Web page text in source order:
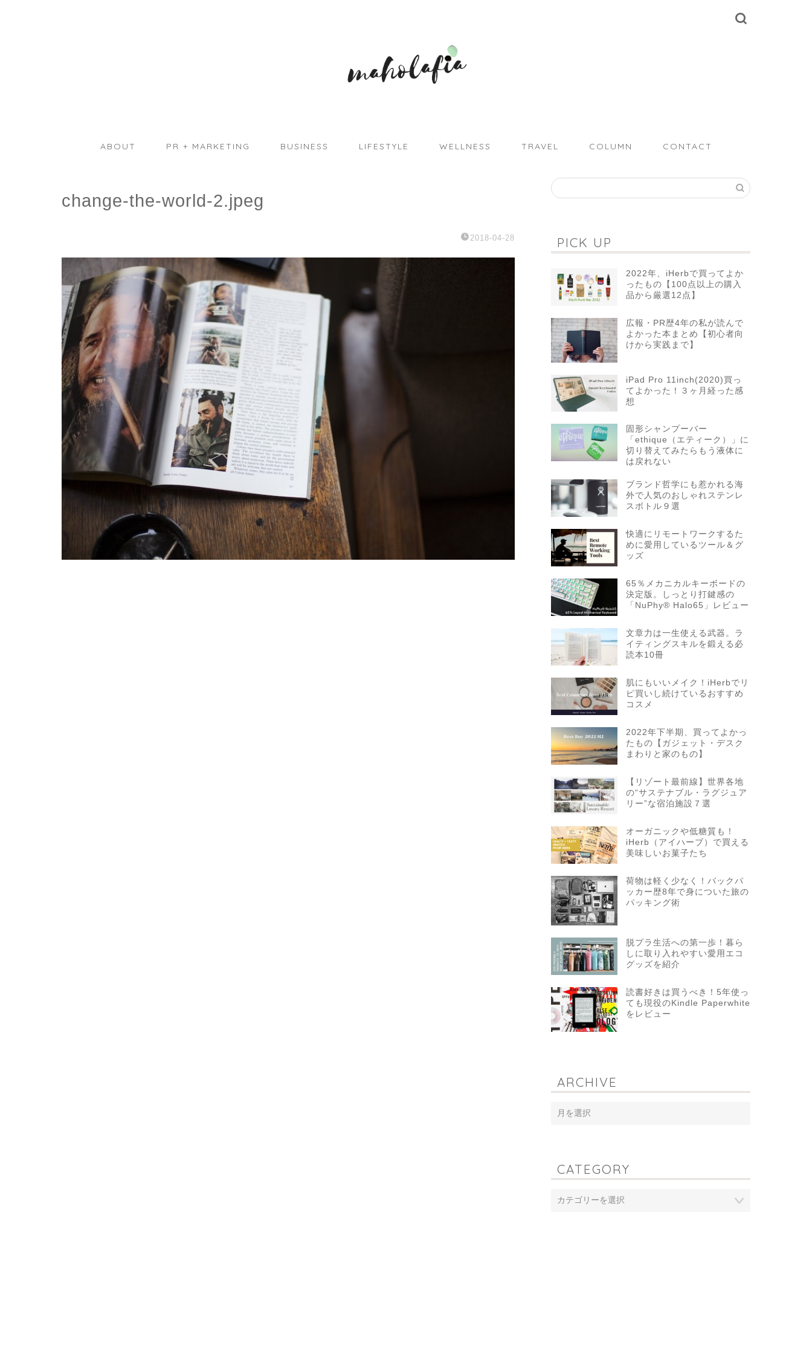
ABOUT PR + MARKETING BUSINESS LIFESTYLE WELLNESS TRAVEL COLUMN CONTACT
change-the-world-2.jpeg
2018-04-28 PICK UP
2022年、iHerbで買ってよか
ったもの【100点以上の購入
品から厳選12点】
広報・PR歴4年の私が読んで
よかった本まとめ【初心者向
けから実践まで】
iPad Pro 11inch(2020)買っ
てよかった！３ヶ月経った感
想
固形シャンプーバー
「ethique（エティーク）」に
切り替えてみたらもう液体に
は戻れない
ブランド哲学にも惹かれる海
外で人気のおしゃれステンレ
スボトル９選
快適にリモートワークするた
めに愛用しているツール＆グ
ッズ
65％メカニカルキーボードの
決定版。しっとり打鍵感の
「NuPhy® Halo65」レビュー
文章力は一生使える武器。ラ
イティングスキルを鍛える必
読本10冊
肌にもいいメイク！iHerbでリ
ピ買いし続けているおすすめ
コスメ
2022年下半期、買ってよかっ
たもの【ガジェット・デスク
まわりと家のもの】
【リゾート最前線】世界各地
の“サステナブル・ラグジュア
リー”な宿泊施設７選
オーガニックや低糖質も！
iHerb（アイハーブ）で買える
美味しいお菓子たち
荷物は軽く少なく！バックパ
ッカー歴8年で身についた旅の
パッキング術
脱プラ生活への第一歩！暮ら
しに取り入れやすい愛用エコ
グッズを紹介
読書好きは買うべき！5年使っ
ても現役のKindle Paperwhite
をレビュー
ARCHIVE
CATEGORY